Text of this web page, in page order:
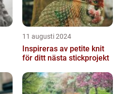
11 augusti 2024
Inspireras av petite knit
för ditt nästa stickprojekt